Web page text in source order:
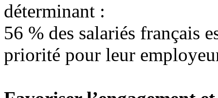
déterminant :
56 % des salariés français
priorité pour leur